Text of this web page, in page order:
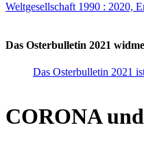
Weltgesellschaft 1990 : 2020,
Das Osterbulletin 2021
Das Osterbulletin 2021
CORONA